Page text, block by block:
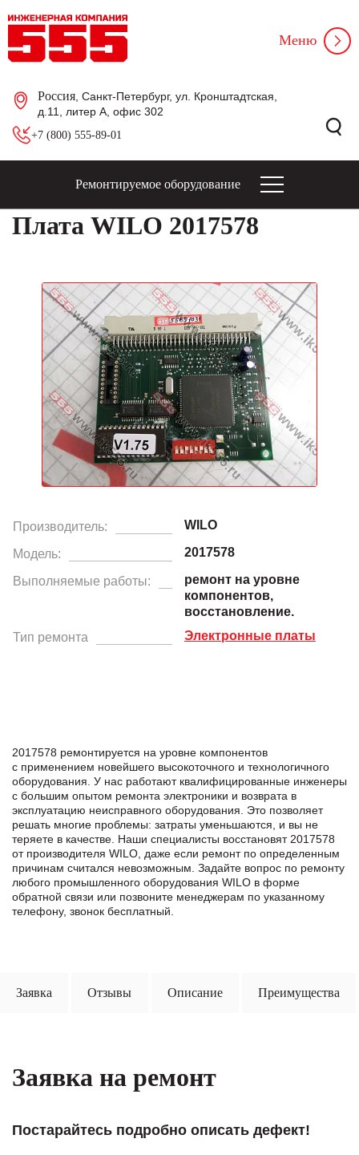
Россия , Санкт-Петербург, ул. Кронштадтская,
д.11, литер А, офис 302
+7 (800) 555-89-01
Меню
Ремонтируемое оборудование
Плата WILO 2017578
Производитель: WILO
Модель: 2017578
Выполняемые работы:
ремонт на уровне
компонентов,
восстановление.
Тип ремонта
Электронные платы
2017578 ремонтируется на уровне компонентов
с применением новейшего высокоточного и технологичного
оборудования. У нас работают квалифицированные инженеры
с большим опытом ремонта электроники и возврата в
эксплуатацию неисправного оборудования. Это позволяет
решать многие проблемы: затраты уменьшаются, и вы не
теряете в качестве. Наши специалисты восстановят 2017578
от производителя WILO, даже если ремонт по определенным
причинам считался невозможным. Задайте вопрос по ремонту
любого промышленного оборудования WILO в формe
обратной связи или позвоните менеджерам по указанному
телефону, звонок бесплатный.
Заявка Отзывы Описание Преимущества
Заявка на ремонт
Постарайтесь подробно описать дефект!